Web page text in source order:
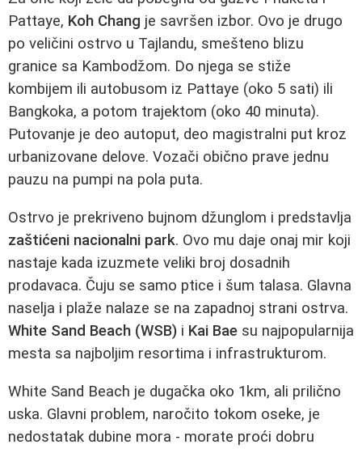
Pattaye, Koh Chang je savršen izbor. Ovo je drugo
po veličini ostrvo u Tajlandu, smešteno blizu
granice sa Kambodžom. Do njega se stiže
kombijem ili autobusom iz Pattaye (oko 5 sati) ili
Bangkoka, a potom trajektom (oko 40 minuta).
Putovanje je deo autoput, deo magistralni put kroz
urbanizovane delove. Vozači obično prave jednu
pauzu na pumpi na pola puta.
Ostrvo je prekriveno bujnom džunglom i predstavlja
zaštićeni nacionalni park. Ovo mu daje onaj mir koji
nastaje kada izuzmete veliki broj dosadnih
prodavaca. Čuju se samo ptice i šum talasa. Glavna
naselja i plaže nalaze se na zapadnoj strani ostrva.
White Sand Beach (WSB) i Kai Bae su najpopularnija
mesta sa najboljim resortima i infrastrukturom.
White Sand Beach je dugačka oko 1km, ali prilično
uska. Glavni problem, naročito tokom oseke, je
nedostatak dubine mora - morate proći dobru